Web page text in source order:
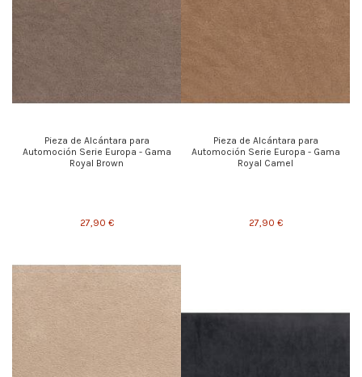
Pieza de Alcántara para
Automoción Serie Europa - Gama
Royal Brown
27,90 €
Pieza de Alcántara para
Automoción Serie Europa - Gama
Royal Camel
27,90 €